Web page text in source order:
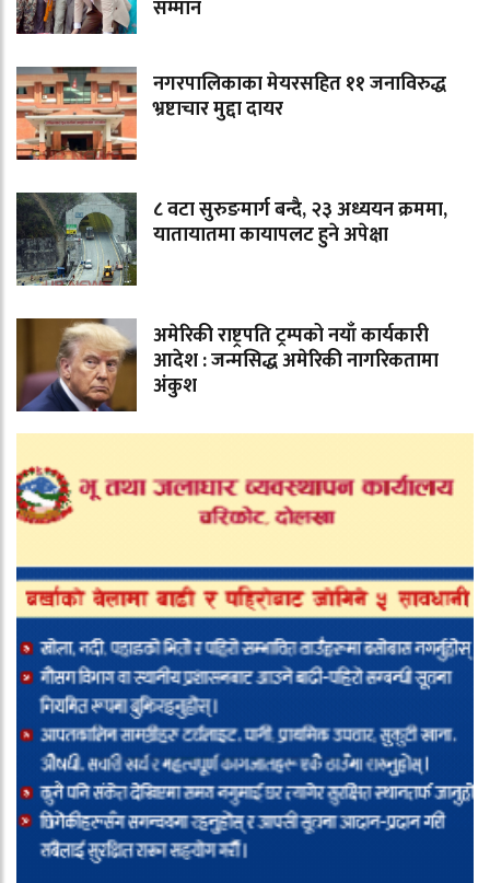
सम्मान
नगरपालिकाका मेयरसहित ११ जनाविरुद्ध
भ्रष्टाचार मुद्दा दायर
८ वटा सुरुङमार्ग बन्दै, २३ अध्ययन क्रममा,
यातायातमा कायापलट हुने अपेक्षा
अमेरिकी राष्ट्रपति ट्रम्पको नयाँ कार्यकारी
आदेश : जन्मसिद्ध अमेरिकी नागरिकतामा
अंकुश